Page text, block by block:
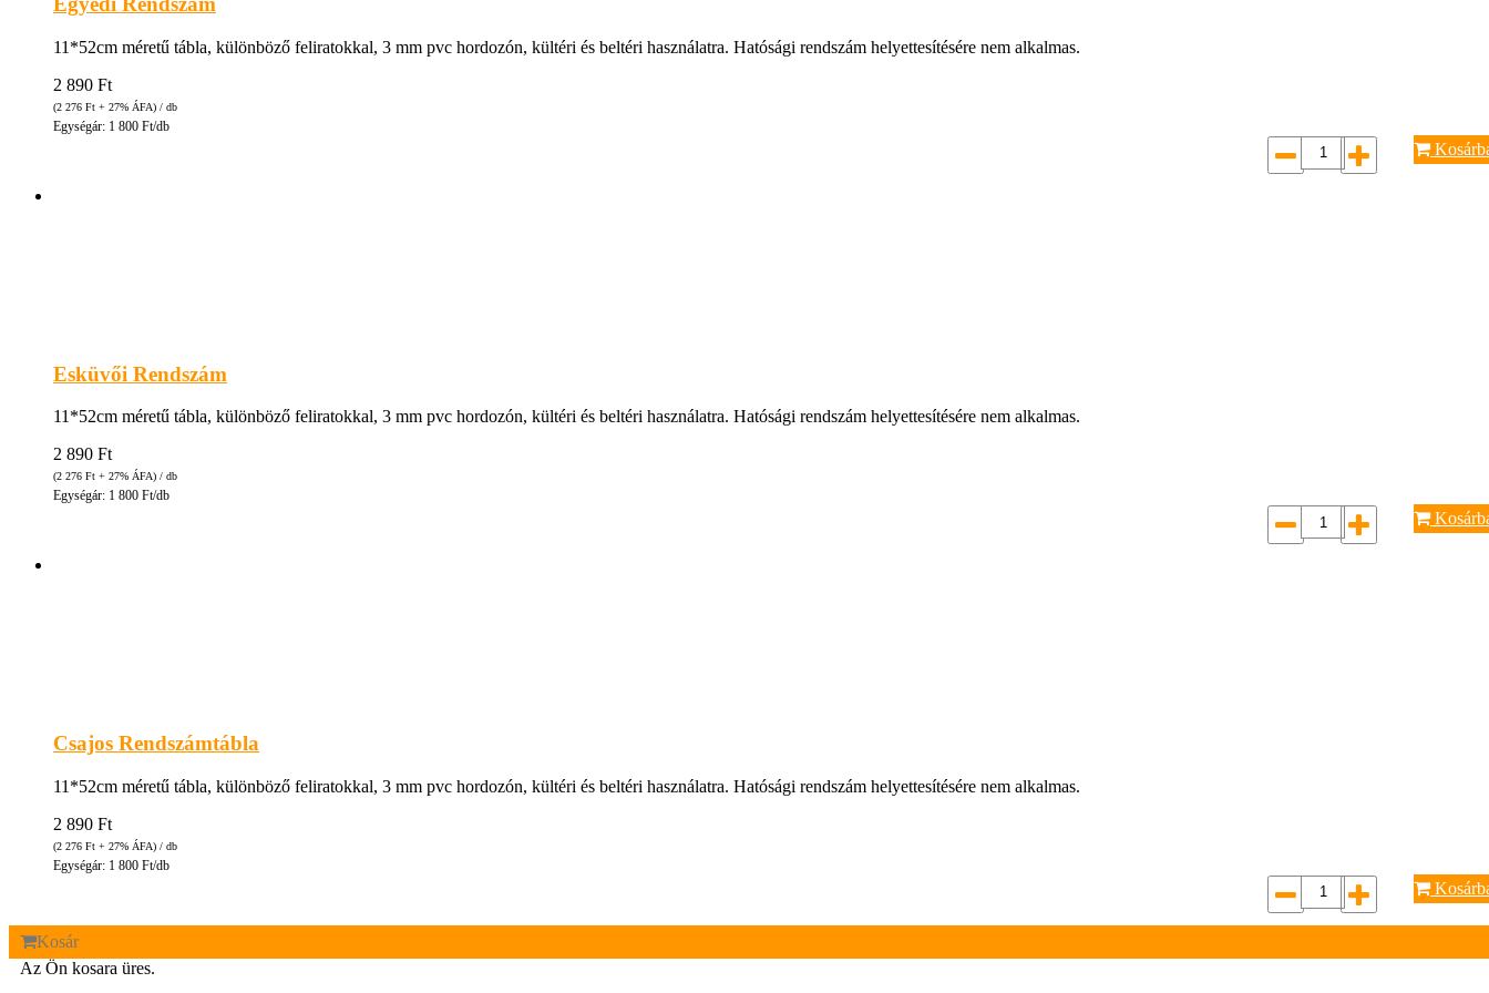
11*52cm méretű tábla, különböző feliratokkal, 3 mm pvc hordozón, kültéri és beltéri használatra. Hatósági rendszám helyettesítésére nem alkalmas.
2 890 Ft
(2 276 Ft + 27% ÁFA) / db
Egységár: 1 800 Ft/db
Esküvői Rendszám
11*52cm méretű tábla, különböző feliratokkal, 3 mm pvc hordozón, kültéri és beltéri használatra. Hatósági rendszám helyettesítésére nem alkalmas.
2 890 Ft
(2 276 Ft + 27% ÁFA) / db
Egységár: 1 800 Ft/db
Csajos Rendszámtábla
11*52cm méretű tábla, különböző feliratokkal, 3 mm pvc hordozón, kültéri és beltéri használatra. Hatósági rendszám helyettesítésére nem alkalmas.
2 890 Ft
(2 276 Ft + 27% ÁFA) / db
Egységár: 1 800 Ft/db
Kosár
Az Ön kosara üres.